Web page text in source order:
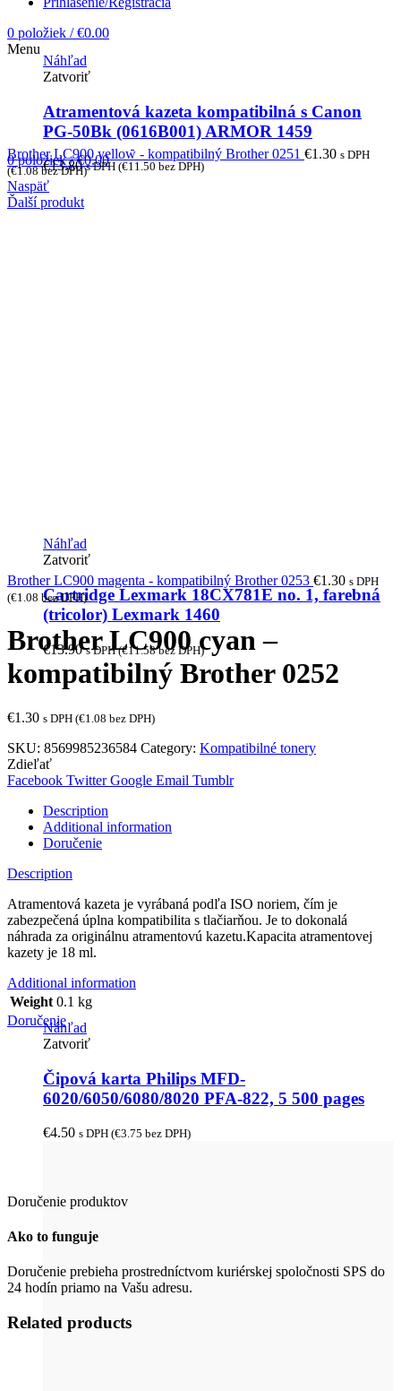
0 položiek / €0.00
Menu
0položiek / €0.00
Náhľad
Zatvoriť
Atramentová kazeta kompatibilná s Canon
PG-50Bk (0616B001) ARMOR 1459
€13.80 s DPH (€11.50 bez DPH)
Náhľad
Zatvoriť
Cartridge Lexmark 18CX781E no. 1, farebná
(tricolor) Lexmark 1460
€13.90 s DPH (€11.58bez DPH)
Náhľad
Zatvoriť
Čipová karta Philips MFD-
6020/6050/6080/8020 PFA-822, 5 500 pages
€4.50 s DPH (€3.75 bez DPH)
Brother LC900 yellow - kompatibilný Brother 0251 €1.30 s DPH
(€1.08bez DPH)
Naspäť
Ďalší produkt
Brother LC900 magenta - kompatibilný Brother 0253 €1.30 s DPH
(€1.08 bez DPH)
Brother LC900 cyan –
kompatibilný Brother 0252
€1.30 s DPH (€1.08 bez DPH)
SKU: 8569985236584 Category: Kompatibilné tonery
Zdieľať
Facebook Twitter Google Email Tumblr
Description
Additional information
Doručenie
Description
Atramentová kazeta je vyrábaná podľa ISO noriem, čím je
zabezpečená úplna kompatibilita s tlačiarňou. Je to dokonalá
náhrada za originálnu atramentovú kazetu.Kapacita atramentovej
kazety je 18 ml.
Additional information
Weight 0.1 kg
Doručenie
Doručenie produktov
Ako to funguje
Doručenie prebieha prostredníctvom kuriérskej spoločnosti SPS do
24 hodín priamo na Vašu adresu.
Related products